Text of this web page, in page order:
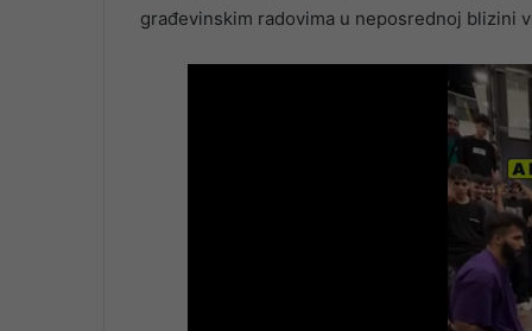
građevinskim radovima u neposrednoj blizini